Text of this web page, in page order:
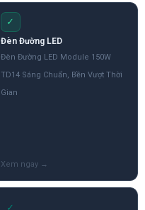
✓
Đèn Đường LED
Đèn Đường LED Module 150W
TD14 Sáng Chuẩn, Bền Vượt Thời
Gian
✓